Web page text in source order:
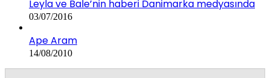
Leyla ve Bale’nin haberi Danimarka medyasında
03/07/2016
Ape Aram
14/08/2010